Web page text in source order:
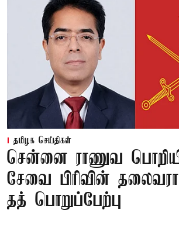
தமிழக செய்திகள்
சென்னை ராணுவ
சேவை பிரிவின்
தத் பொறுப்பேற்பு